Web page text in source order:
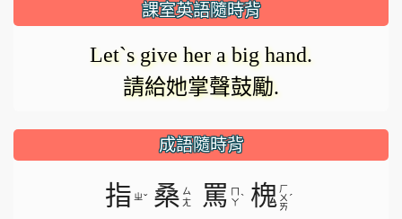
課室英語隨時背
Let`s give her a big hand.
請給她掌聲鼓勵.
成語隨時背
指 ㄓˇ 桑 ㄙ
ㄤ
罵 ㄇ
ㄚ ˋ 槐 ㄏ
ㄨ
ㄞ
ˊ